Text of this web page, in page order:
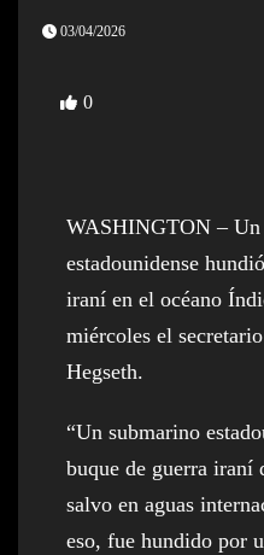
03/04/2026
0
WASHINGTON – Un
estadounidense
iraní en el océano
miércoles el
Hegseth.
“Un submarino
buque de guerra iraní
salvo en aguas
eso, fue hundido por